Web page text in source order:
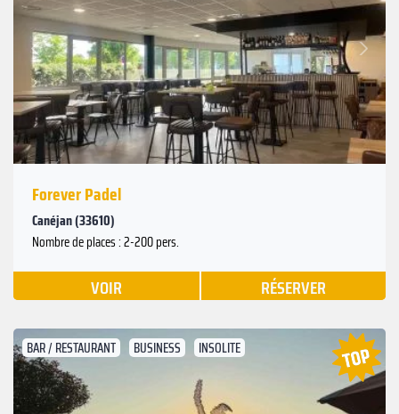
Précédent
Suivant
Forever Padel
Canéjan (33610)
Nombre de places : 2-200 pers.
VOIR RÉSERVER
BAR / RESTAURANT BUSINESS INSOLITE